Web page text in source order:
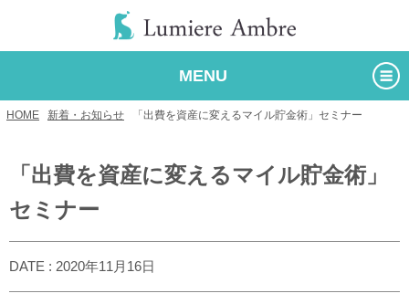
MENU
HOME 新着・お知らせ 「出費を資産に変えるマイル貯金術」セミナー
「出費を資産に変えるマイル貯金術」
セミナー
DATE : 2020年11月16日